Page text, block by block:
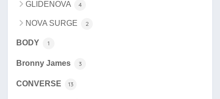
GLIDENOVA 4
NOVA SURGE 2
BODY 1
Bronny James 3
CONVERSE 13